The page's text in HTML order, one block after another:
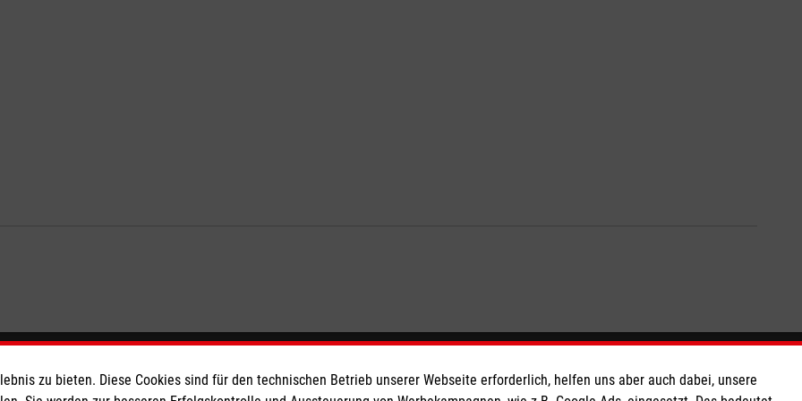
Spendenkonto So finden Sie uns
zu bieten. Diese Cookies sind für den technischen Betrieb unserer Webseite erforderlich, helfen uns aber auch dabei, unsere